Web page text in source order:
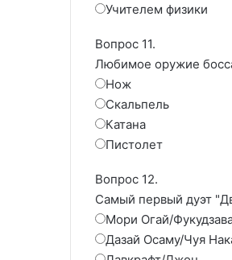
Учителем физики
Вопрос 11.
Любимое оружие
Нож
Скальпель
Катана
Пистолет
Вопрос 12.
Самый первый дуэт
Мори Огай/
Дазай Осаму/Чуя